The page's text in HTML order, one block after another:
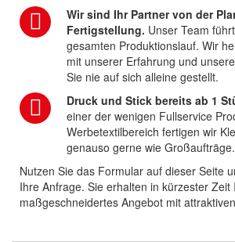
Wir sind Ihr Partner von der
Fertigstellung. Unser Team
gesamten Produktionslauf. Wir
mit unserer Erfahrung und
Sie nie auf sich alleine gestellt.
Druck und Stick bereits ab 1
einer der wenigen Fullservice
Werbetextilbereich fertigen wir
genauso gerne wie Großaufträge.
Nutzen Sie das Formular auf dieser Seite
Ihre Anfrage. Sie erhalten in kürzester Zeit
maßgeschneidertes Angebot mit